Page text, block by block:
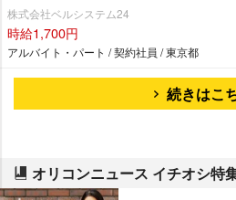
株式会社ベルシステム24
時給1,700円
アルバイト・パート / 契約社員 / 東京都
続きはこ
オリコンニュース イチオシ特